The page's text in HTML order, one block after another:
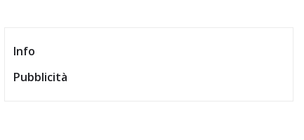
Info
Pubblicità